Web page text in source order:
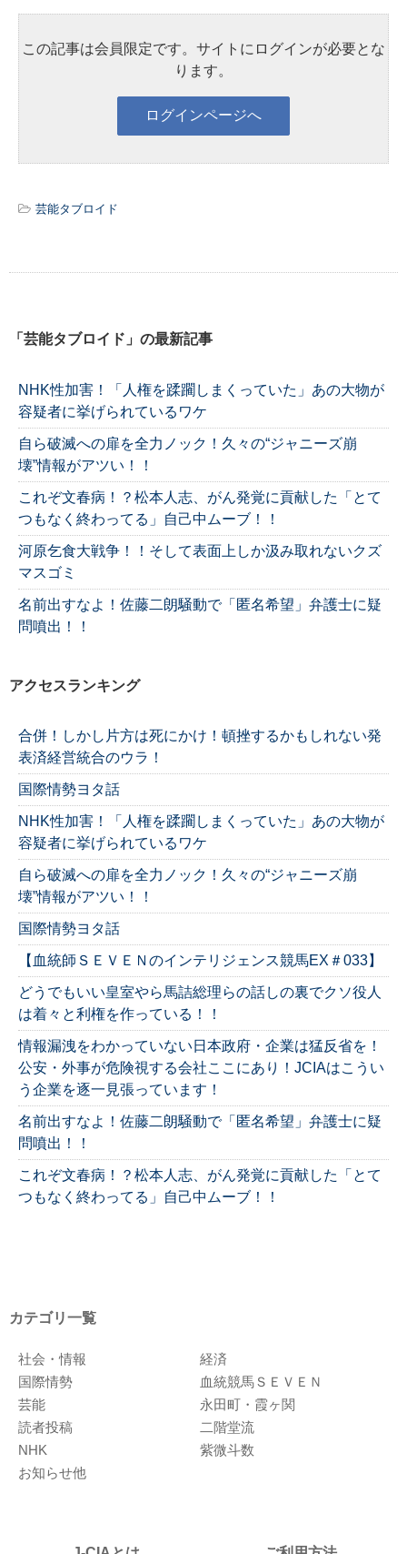
この記事は会員限定です。サイトにログインが必要とな
ります。
芸能タブロイド
「芸能タブロイド」の最新記事
NHK性加害！「人権を蹂躙しまくっていた」あの大物が
容疑者に挙げられているワケ
自ら破滅への扉を全力ノック！久々の“ジャニーズ崩
壊”情報がアツい！！
これぞ文春病！？松本人志、がん発覚に貢献した「とて
つもなく終わってる」自己中ムーブ！！
河原乞食大戦争！！そして表面上しか汲み取れないクズ
マスゴミ
名前出すなよ！佐藤二朗騒動で「匿名希望」弁護士に疑
問噴出！！
アクセスランキング
合併！しかし片方は死にかけ！頓挫するかもしれない発
表済経営統合のウラ！
国際情勢ヨタ話
NHK性加害！「人権を蹂躙しまくっていた」あの大物が
容疑者に挙げられているワケ
自ら破滅への扉を全力ノック！久々の“ジャニーズ崩
壊”情報がアツい！！
国際情勢ヨタ話
【血統師ＳＥＶＥＮのインテリジェンス競馬EX＃033】
どうでもいい皇室やら馬詰総理らの話しの裏でクソ役人
は着々と利権を作っている！！
情報漏洩をわかっていない日本政府・企業は猛反省を！
公安・外事が危険視する会社ここにあり！JCIAはこうい
う企業を逐一見張っています！
名前出すなよ！佐藤二朗騒動で「匿名希望」弁護士に疑
問噴出！！
これぞ文春病！？松本人志、がん発覚に貢献した「とて
つもなく終わってる」自己中ムーブ！！
カテゴリ一覧
社会・情報
経済
国際情勢
血統競馬ＳＥＶＥＮ
芸能
永田町・霞ヶ関
読者投稿
二階堂流
NHK
紫微斗数
お知らせ他